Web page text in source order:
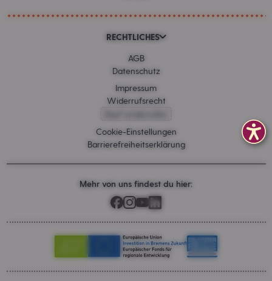
RECHTLICHES
AGB
Datenschutz
Impressum
Widerrufsrecht
Cookie-Einstellungen
Barrierefreiheitserklärung
Mehr von uns findest du hier: